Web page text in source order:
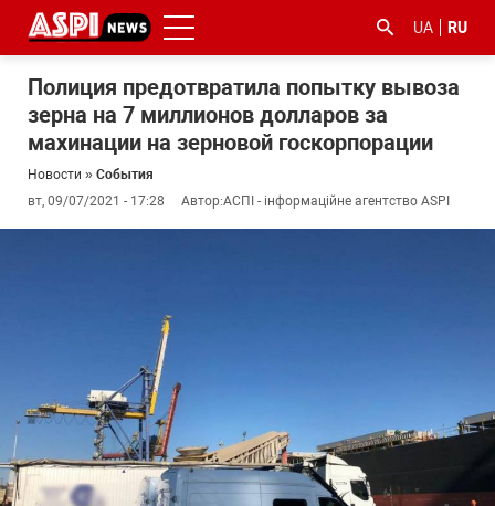
UA RU
Полиция предотвратила попытку вывоза
зерна на 7 миллионов долларов за
махинации на зерновой госкорпорации
Новости » События
вт, 09/07/2021 - 17:28
Автор:АСПІ - інформаційне агентство ASPI